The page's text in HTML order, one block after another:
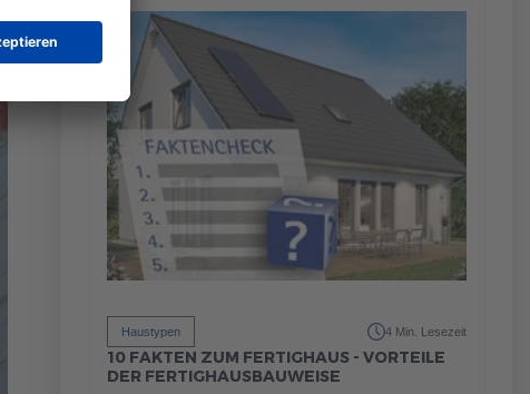
Haustypen 4 Min. Lesezeit
10 FAKTEN ZUM FERTIGHAUS - VORTEILE
DER FERTIGHAUSBAUWEISE